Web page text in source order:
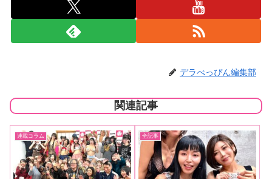
デラべっぴん編集部
関連記事
連載コラム 全記事